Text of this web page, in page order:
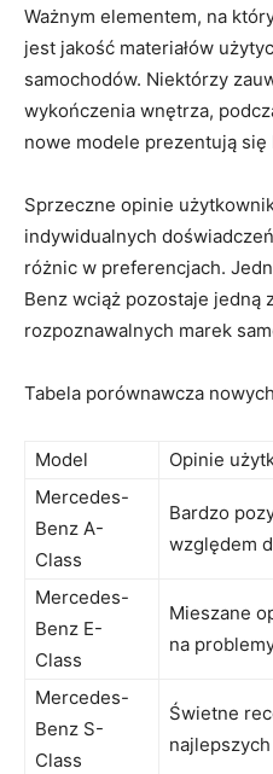
Ważnym elementem, na⁢
jest jakość materiałów
samochodów. Niektórzy
wykończenia ⁤wnętrza,
nowe modele⁢ prezentują⁢
Sprzeczne opinie
indywidualnych
różnic​ w preferencjach.
Benz wciąż pozostaje jedną
rozpoznawalnych marek
Tabela porównawcza
Model
Opinie⁣
Mercedes-
Benz A-
Class
Bardzo
względem
Mercedes-
Benz E-
Class
Mieszane
na
Mercedes-
Benz S-
Class
Świetne